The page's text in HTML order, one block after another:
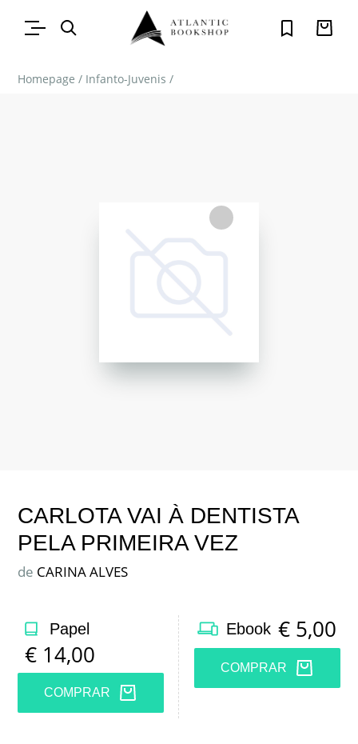
Homepage / Infanto-Juvenis /
FAVORITO
CARLOTA VAI À DENTISTA
PELA PRIMEIRA VEZ
de CARINA ALVES
Papel
€ 14,00
COMPRAR
Ebook € 5,00
COMPRAR